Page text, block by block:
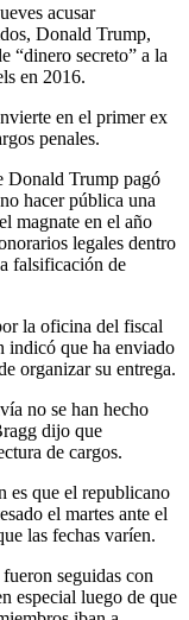
acusar
Donald Trump,
“dinero secreto” a la
en 2016.
en el primer ex
penales.
Donald Trump pagó
hacer pública una
magnate en el año
legales dentro
falsificación de
la oficina del fiscal
indicó que ha enviado
organizar su entrega.
no se han hecho
dijo que
de cargos.
es que el republicano
el martes ante el
las fechas varíen.
seguidas con
especial luego de que